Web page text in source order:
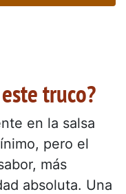
truco?
en la salsa
pero el
más
absoluta. Una